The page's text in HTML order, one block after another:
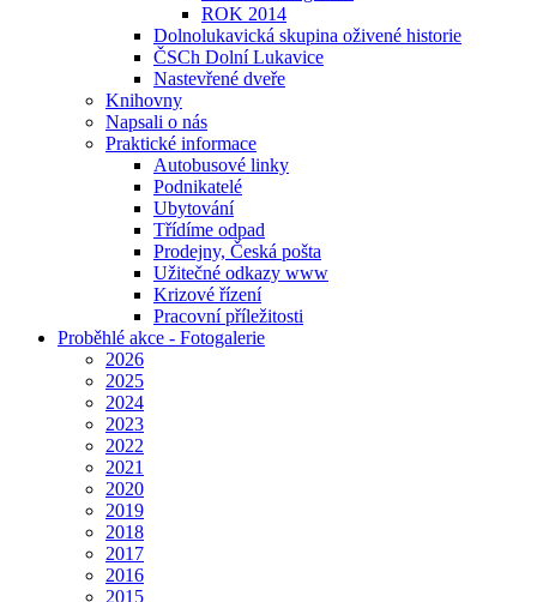
ROK 2014
Dolnolukavická skupina oživené historie
ČSCh Dolní Lukavice
Nastevřené dveře
Knihovny
Napsali o nás
Praktické informace
Autobusové linky
Podnikatelé
Ubytování
Třídíme odpad
Prodejny, Česká pošta
Užitečné odkazy www
Krizové řízení
Pracovní příležitosti
Proběhlé akce - Fotogalerie
2026
2025
2024
2023
2022
2021
2020
2019
2018
2017
2016
2015